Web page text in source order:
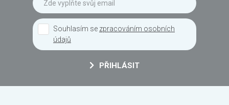
Souhlasím se zpracováním osobních
údajů
PŘIHLÁSIT